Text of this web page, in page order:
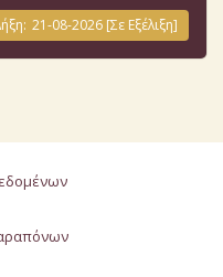
21-08-2026 [Σε Εξέλιξη]